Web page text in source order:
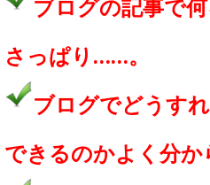
ブログの記事で
さっぱり……。
ブログでどうす
できるのかよく分か